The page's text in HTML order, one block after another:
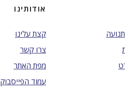
אודותינו
קצת עלינו
צרו קשר
מפת האתר
עמוד הפייסבוק